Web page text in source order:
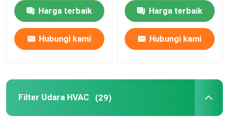
Pass BoxHarga terbaik
Hubungi kami
Harga terbaik
Hubungi kami
Filter Udara HVAC (29)